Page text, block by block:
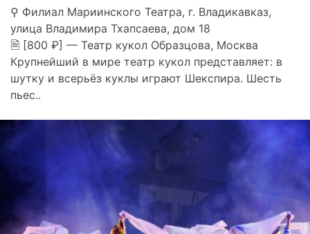
⚲ Филиал Мариинского Театра, г. Владикавказ,
улица Владимира Тхапсаева, дом 18
🗎 [800 ₽] — Театр кукол Образцова, Москва
Крупнейший в мире театр кукол представляет: в
шутку и всерьёз куклы играют Шекспира. Шесть
пьес..